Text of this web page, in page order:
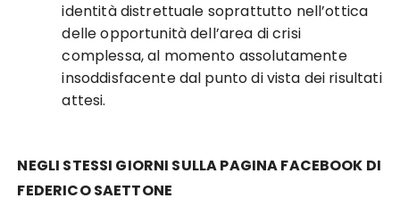
identità distrettuale soprattutto nell’ottica
delle opportunità dell’area di crisi
complessa, al momento assolutamente
insoddisfacente dal punto di vista dei risultati
attesi.
NEGLI STESSI GIORNI SULLA PAGINA FACEBOOK DI
FEDERICO SAETTONE